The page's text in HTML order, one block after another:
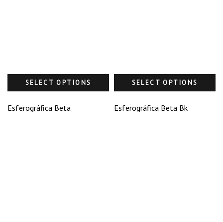
SELECT OPTIONS
Esferográfica Beta
SELECT OPTIONS
Esferográfica Beta Bk